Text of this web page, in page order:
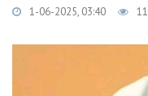
1-06-2025, 03:40